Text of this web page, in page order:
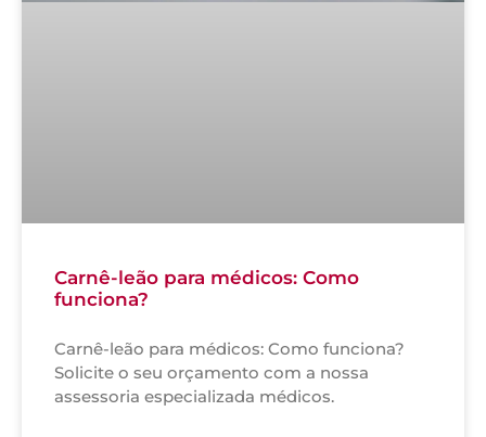
Carnê-leão para médicos: Como
funciona?
Carnê-leão para médicos: Como funciona?
Solicite o seu orçamento com a nossa
assessoria especializada médicos.